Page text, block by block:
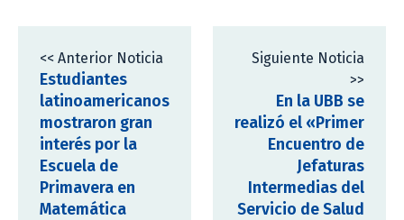
<< Anterior Noticia
Estudiantes
latinoamericanos
mostraron gran
interés por la
Escuela de
Primavera en
Matemática
Siguiente Noticia
>>
En la UBB se
realizó el «Primer
Encuentro de
Jefaturas
Intermedias del
Servicio de Salud